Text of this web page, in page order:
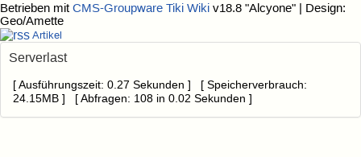
Betrieben mit CMS-Groupware Tiki Wiki v18.8 "Alcyone" | Design:
Geo/Amette
Artikel
Serverlast
[ Ausführungszeit: 0.27 Sekunden ] [ Speicherverbrauch:
24.15MB ] [ Abfragen: 108 in 0.02 Sekunden ]